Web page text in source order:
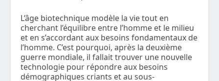
L’âge biotechnique modèle la vie tout en
cherchant l’équilibre entre l’homme et le milieu
et en s’accordant aux besoins fondamentaux de
l’homme. C’est pourquoi, après la deuxième
guerre mondiale, il fallait trouver une nouvelle
technologie pour répondre aux besoins
démographiques criants et au sous-